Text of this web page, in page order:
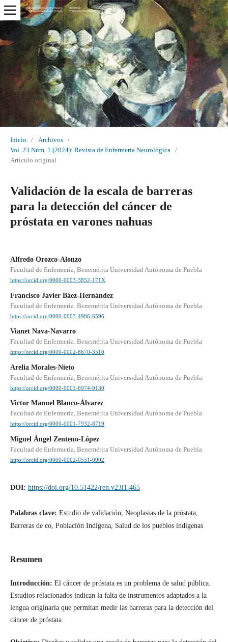
Inicio / Archivos
/
Vol. 23 Núm. 1 (2024): Revista de Enfermería Neurológica
/
Artículo original
Validación de la escala de barreras
para la detección del cáncer de
próstata en varones nahuas
Alfredo Orozco-Alonzo
Facultad de Enfermería, Benemérita Universidad Autónoma de Puebla
https://orcid.org/0000-0003-3852-171X
Francisco Javier Báez-Hernández
Facultad de Enfermería. Benemérita Universidad Autónoma de Puebla
https://orcid.org/0000-0003-4986-6596
Vianet Nava-Navarro
Facultad de Enfermería. Benemérita Universidad Autónoma de Puebla
https://orcid.org/0000-0002-8670-3510
Arelia Morales-Nieto
Facultad de Enfermería, Benemérita Universidad Autónoma de Puebla
https://orcid.org/0000-0001-6974-9130
Victor Manuel Blanco-Álvarez
Facultad de Enfermería, Benemérita Universidad Autónoma de Puebla
https://orcid.org/0000-0001-7932-8719
Miguel Ángel Zenteno-López
Facultad de Enfermería, Benemérita Universidad Autónoma de Puebla
https://orcid.org/0000-0002-0551-0902
DOI: https://doi.org/10.51422/ren.v23i1.465
Palabras clave: Estudio de validación, Neoplasias de la próstata,
Barreras de co, Población Indígena, Salud de los pueblos indígenas
Resumen
Introducción: El cáncer de próstata es un problema de salud pública.
Estudios relacionados indican la falta de instrumentos adaptados a la
lengua originaria que permitan medir las barreras para la detección del
cáncer de próstata.